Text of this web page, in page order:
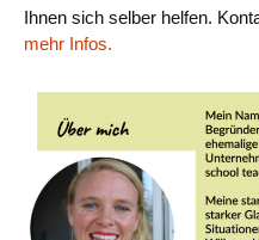
Ihnen sich selber helfen.
mehr Infos.